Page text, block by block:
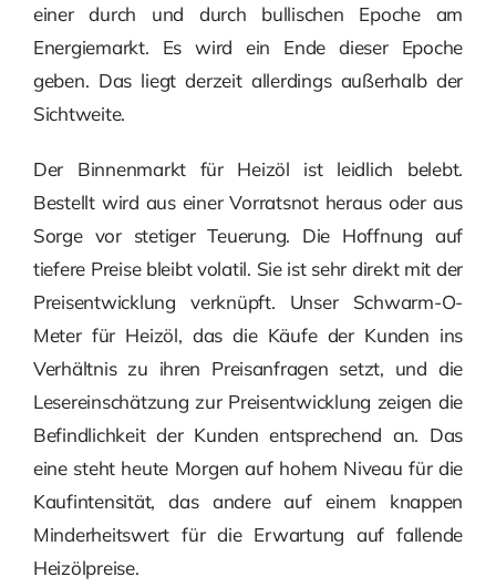
einer durch und durch bullischen Epoche am
Energiemarkt. Es wird ein Ende dieser Epoche
geben. Das liegt derzeit allerdings außerhalb der
Sichtweite.
Der Binnenmarkt für Heizöl ist leidlich belebt.
Bestellt wird aus einer Vorratsnot heraus oder aus
Sorge vor stetiger Teuerung. Die Hoffnung auf
tiefere Preise bleibt volatil. Sie ist sehr direkt mit der
Preisentwicklung verknüpft. Unser Schwarm-O-
Meter für Heizöl, das die Käufe der Kunden ins
Verhältnis zu ihren Preisanfragen setzt, und die
Lesereinschätzung zur Preisentwicklung zeigen die
Befindlichkeit der Kunden entsprechend an. Das
eine steht heute Morgen auf hohem Niveau für die
Kaufintensität, das andere auf einem knappen
Minderheitswert für die Erwartung auf fallende
Heizölpreise.